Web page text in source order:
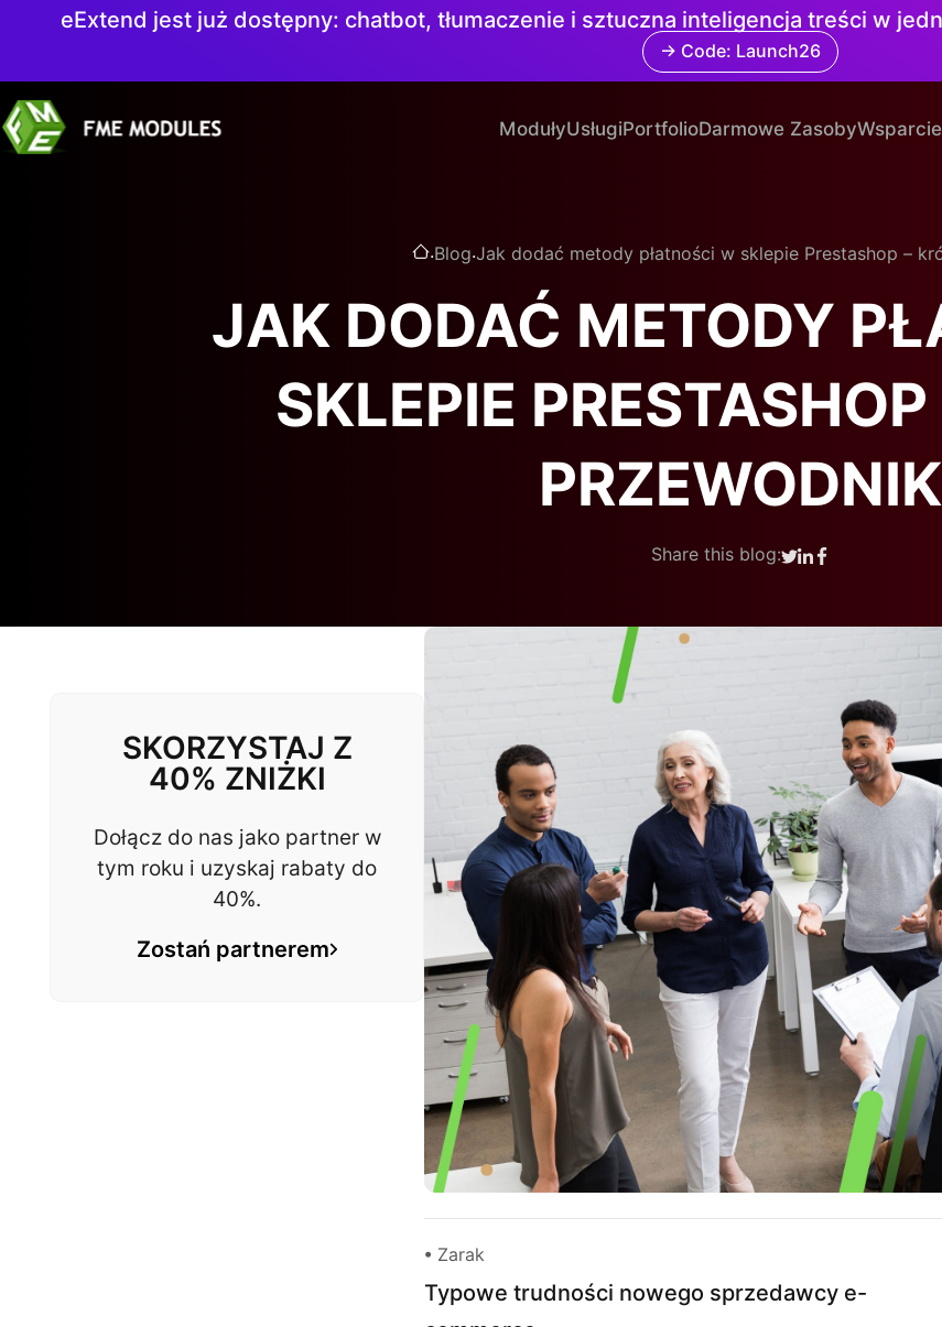
eExtend jest już dostępny: chatbot, tłumaczenie i sztuczna inteligencja treści w
→ Code: Launch26
ModułyUsługiPortfolioDarmowe ZasobyWsparcie
.Blog.Jak dodać metody płatności w sklepie Prestashop –
JAK DODAĆ METODY
SKLEPIE
PRZEWODNIK
Share this blog:
SKORZYSTAJ Z
40% ZNIŻKI
Dołącz do nas jako partner w
tym roku i uzyskaj rabaty do
40%.
Zostań partnerem
• Zarak
Typowe trudności nowego sprzedawcy e-